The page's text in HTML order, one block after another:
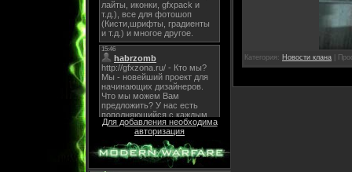
Для добавления необходима
авторизация
Категория: Новости клана |